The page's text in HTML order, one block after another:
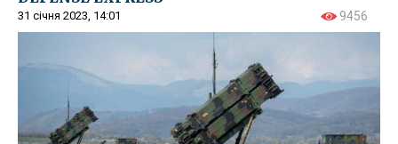
31 січня 2023, 14:01 9456